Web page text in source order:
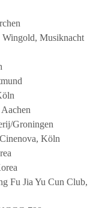
Wingold, Musiknacht
Groningen
Köln
Fu Jia Yu Cun Club,